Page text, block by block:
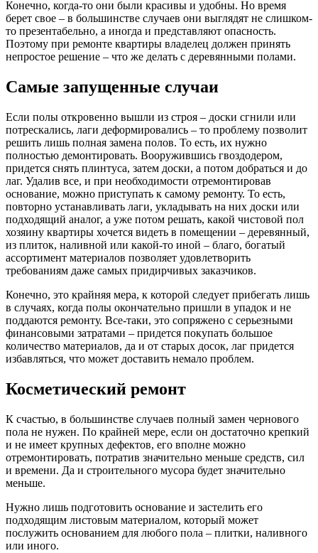
Конечно, когда-то они были красивы и удобны. Но время
берет свое – в большинстве случаев они выглядят не слишком-
то презентабельно, а иногда и представляют опасность.
Поэтому при ремонте квартиры владелец должен принять
непростое решение – что же делать с деревянными полами.
Самые запущенные случаи
Если полы откровенно вышли из строя – доски сгнили или
потрескались, лаги деформировались – то проблему позволит
решить лишь полная замена полов. То есть, их нужно
полностью демонтировать. Вооружившись гвоздодером,
придется снять плинтуса, затем доски, а потом добраться и до
лаг. Удалив все, и при необходимости отремонтировав
основание, можно приступать к самому ремонту. То есть,
повторно устанавливать лаги, укладывать на них доски или
подходящий аналог, а уже потом решать, какой чистовой пол
хозяину квартиры хочется видеть в помещении – деревянный,
из плиток, наливной или какой-то иной – благо, богатый
ассортимент материалов позволяет удовлетворить
требованиям даже самых придирчивых заказчиков.
Конечно, это крайняя мера, к которой следует прибегать лишь
в случаях, когда полы окончательно пришли в упадок и не
поддаются ремонту. Все-таки, это сопряжено с серьезными
финансовыми затратами – придется покупать большое
количество материалов, да и от старых досок, лаг придется
избавляться, что может доставить немало проблем.
Косметический ремонт
К счастью, в большинстве случаев полный замен чернового
пола не нужен. По крайней мере, если он достаточно крепкий
и не имеет крупных дефектов, его вполне можно
отремонтировать, потратив значительно меньше средств, сил
и времени. Да и строительного мусора будет значительно
меньше.
Нужно лишь подготовить основание и застелить его
подходящим листовым материалом, который может
послужить основанием для любого пола – плитки, наливного
или иного.